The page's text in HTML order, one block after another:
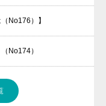
No176）】
No174）
てます！
杖です